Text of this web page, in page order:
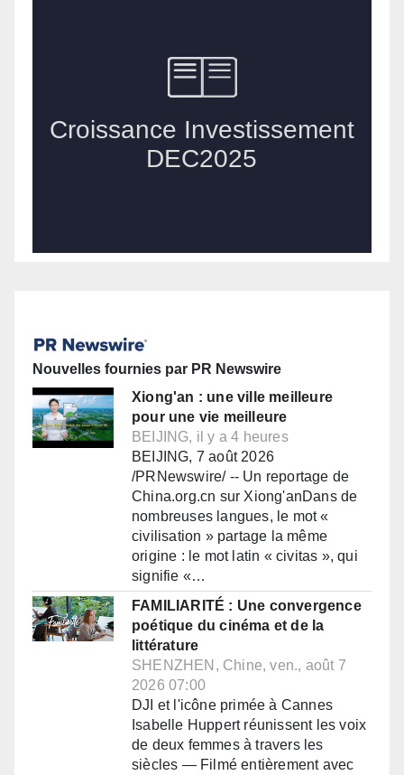
Nouvelles fournies par PR Newswire
Xiong'an : une ville meilleure
pour une vie meilleure
BEIJING, il y a 4 heures
BEIJING, 7 août 2026
/PRNewswire/ -- Un reportage de
China.org.cn sur Xiong'anDans de
nombreuses langues, le mot «
civilisation » partage la même
origine : le mot latin « civitas », qui
signifie «…
FAMILIARITÉ : Une convergence
poétique du cinéma et de la
littérature
SHENZHEN, Chine, ven., août 7
2026 07:00
DJI et l'icône primée à Cannes
Isabelle Huppert réunissent les voix
de deux femmes à travers les
siècles — Filmé entièrement avec